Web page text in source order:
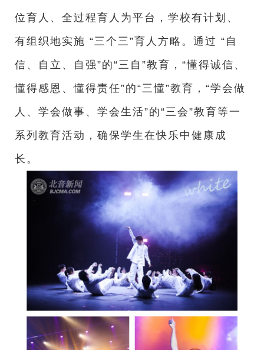
位育人、全过程育人为平台，学校有计划、
有组织地实施 “三个三”育人方略。通过 “自
信、自立、自强”的“三自”教育，“懂得诚信、
懂得感恩、懂得责任”的“三懂”教育，“学会做
人、学会做事、学会生活”的“三会”教育等一
系列教育活动，确保学生在快乐中健康成
长。